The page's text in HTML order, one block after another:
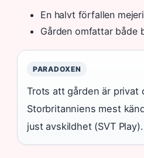
En halvt förfallen
Gården omfattar både
PARADOXEN
Trots att gården är
Storbritanniens mest
just avskildhet (SVT Play).